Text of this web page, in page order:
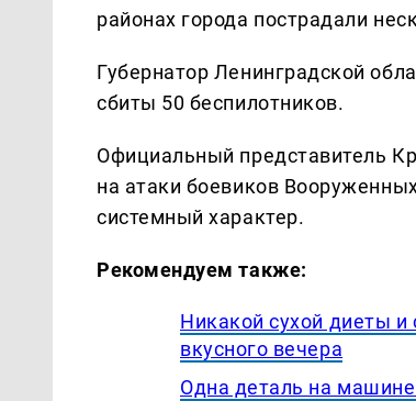
районах города пострадали
Губернатор Ленинградской
сбиты 50 беспилотников.
Официальный представитель
на атаки боевиков
системный характер.
Рекомендуем также:
Никакой сухой диеты
вкусного вечера
Одна деталь на машине